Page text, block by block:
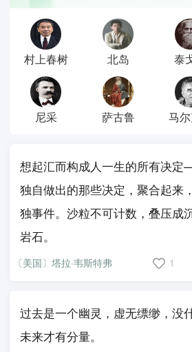
村上春树 北岛 泰
尼采 萨古鲁 马
想起汇而构成人一生的所有决
独自做出的那些决定，聚合起来
独事件。沙粒不可计数，叠压成
岩石。
〔美国〕塔拉·韦斯特弗 1
过去是一个幽灵，虚无缥缈，没
未来才有分量。